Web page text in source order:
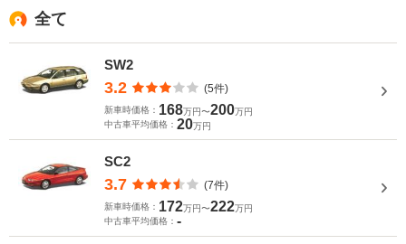
全て
SW2
3.2 (5件)
新車時価格： 168万円〜200万円
中古車平均価格： 20万円
SC2
3.7 (7件)
新車時価格： 172万円〜222万円
中古車平均価格： -